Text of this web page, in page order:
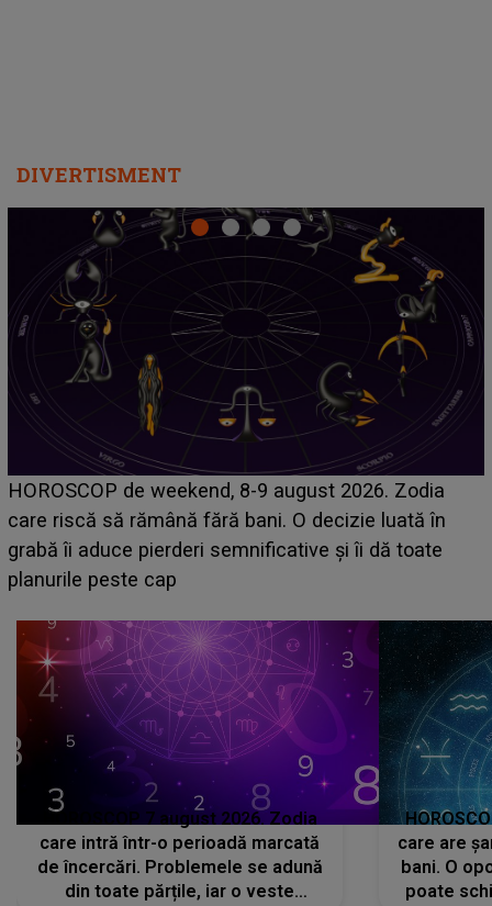
DIVERTISMENT
Emanuel a ținut ACEST DETALIU ASCUNS până
acum! În fața Alexandrei, concurentul din Casa Iubirii
face o MĂRTURISIRE NEAȘTEPTATĂ despre mama
sa: "I-am spus și ei în față, eu nu te iubesc pentru
HOROSCOP 7 august 2026. Zodia
care intră într-o perioadă marcată
de încercări. Problemele se adună
din toate părțile, iar o veste
care are
bani. O
poate